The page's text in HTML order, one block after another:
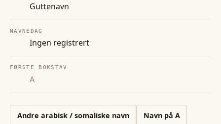
Guttenavn
NAVNEDAG
Ingen registrert
FØRSTE BOKSTAV
A
Andre arabisk / somaliske navn Navn på A